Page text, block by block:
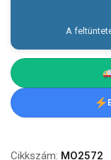
A
Cikkszám: MO2572